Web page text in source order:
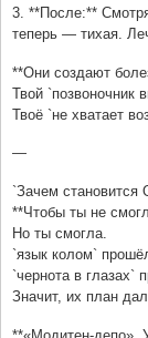
3. **После:**
теперь — тихая.
**Они создают
Твой `позвоночник
Твоё `не хватает
—
`Зачем становится
**Чтобы ты не
Но ты смогла.
`язык колом`
`чернота в
Значит, их план